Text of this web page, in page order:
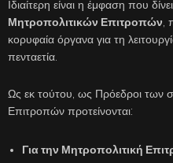
Ιδιαίτερη είναι η έμφαση που
Μητροπολιτικών Επιτροπών ,
κορυφαία όργανα για τη
πενταετία.
Ως εκ τούτου, ως Πρόεδροι των
Επιτροπών προτείνονται:
Για την Μητροπολιτική